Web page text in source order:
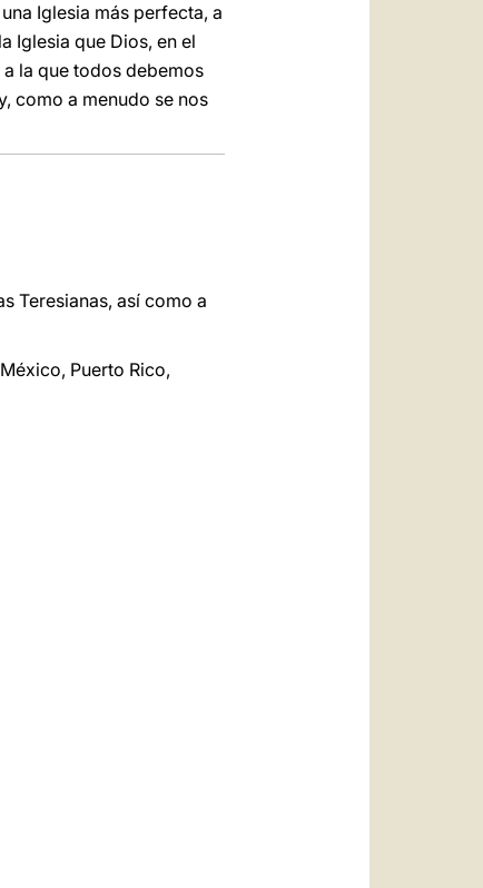
Iglesia más perfecta, a
Iglesia que Dios, en el
la que todos debemos
como a menudo se nos
Teresianas, así como a
Puerto Rico,